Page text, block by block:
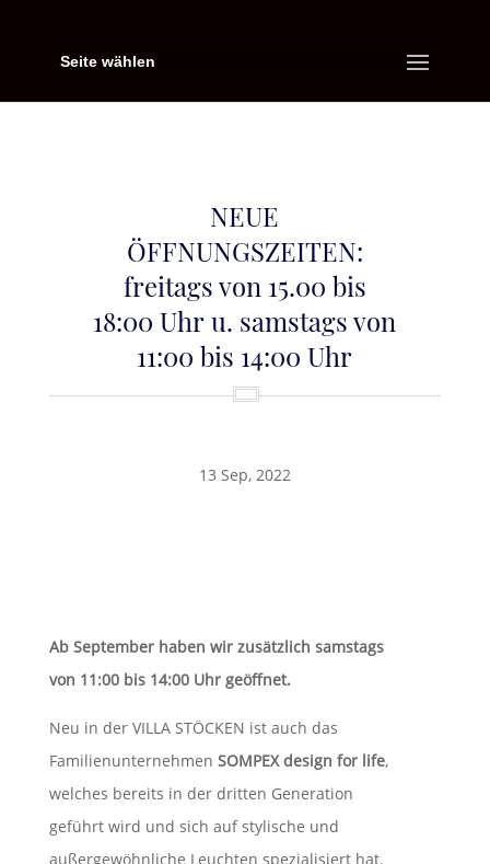
Seite wählen
NEUE
ÖFFNUNGSZEITEN:
freitags von 15.00 bis
18:00 Uhr u. samstags von
11:00 bis 14:00 Uhr
13 Sep, 2022
Ab September haben wir zusätzlich samstags
von 11:00 bis 14:00 Uhr geöffnet.
Neu in der VILLA STÖCKEN ist auch das
Familienunternehmen SOMPEX design for life,
welches bereits in der dritten Generation
geführt wird und sich auf stylische und
außergewöhnliche Leuchten spezialisiert hat.